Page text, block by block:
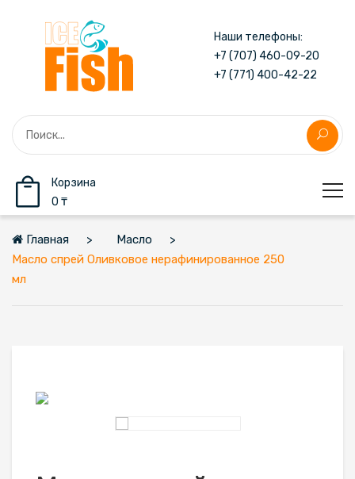
Наши телефоны:
+7 (707) 460-09-20
+7 (771) 400-42-22
Корзина
0 ₸
Главная
Масло
Масло спрей Оливковое нерафинированное 250
мл